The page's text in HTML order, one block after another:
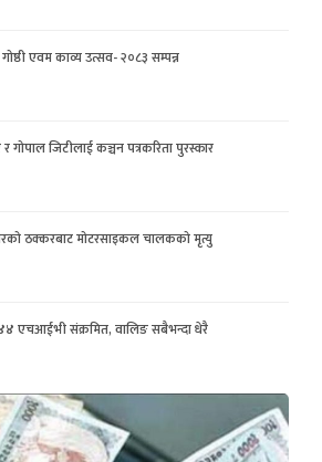
गोष्ठी एवम काव्य उत्सव- २०८३ सम्पन्न
गोपाल जिटीलाई कञ्चन पत्रकरिता पुरस्कार
ठक्करबाट मोटरसाइकल चालकको मृत्यु
एचआईभी संक्रमित, वालिङ सबैभन्दा धेरै